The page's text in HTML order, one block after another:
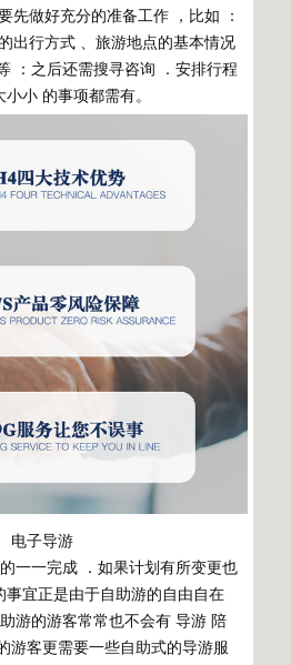
先做好充分的准备工作 ，比如 ：
出行方式 、旅游地点的基本情况
：之后还需搜寻咨询 ．安排行程
小 的事项都需有。
电子导游
一一完成 ．如果计划有所变更也
事宜正是由于自助游的自由自在
游的游客常常也不会有 导游 陪
游客更需要一些自助式的导游服